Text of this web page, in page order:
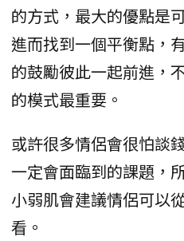
的方式，最大的優點是
進而找到一個平衡點，
的鼓勵彼此一起前進，
的模式最重要。
或許很多情侶會很怕談
一定會面臨到的課題，
小弱肌會建議情侶可以
看。